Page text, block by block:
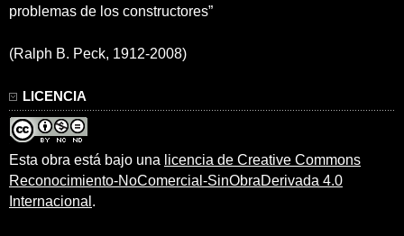
problemas de los constructores”
(Ralph B. Peck, 1912-2008)
LICENCIA
Esta obra está bajo una licencia de Creative Commons
Reconocimiento-NoComercial-SinObraDerivada 4.0
Internacional .